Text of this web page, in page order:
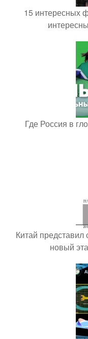
15 интересных
Где Россия в
Китай
новый